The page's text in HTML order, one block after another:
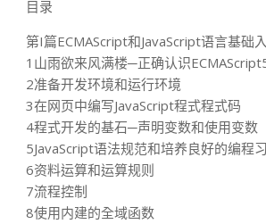
目录
第I篇ECMAScript和JavaScript语言基础
1山雨欲来风满楼─正确认识
2准备开发环境和运行环境
3在网页中编写JavaScript程式程式码
4程式开发的基石─声明变数和使用变数
5JavaScript语法规范和培养良好的编程
6资料运算和运算规则
7流程控制
8使用内建的全域函数